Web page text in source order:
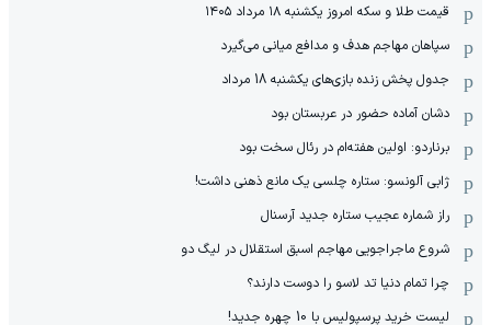
قیمت طلا و سکه امروز یکشنبه ۱۸ مرداد ۱۴۰۵
سپاهان مهاجم هدف و مدافع میانی می‌گیرد
جدول پخش زنده بازی‌های یکشنبه 18 مرداد
دشان آماده حضور در عربستان بود
برناردو: اولین هفته‌ام در رئال سخت بود
ژابی آلونسو: ستاره چلسی یک مانع ذهنی داشت!
راز شماره عجیب ستاره جدید آرسنال
شروع ماجراجویی مهاجم اسبق استقلال در لیگ دو
چرا تمام دنیا تد لاسو را دوست دارند؟
لیست خرید پرسپولیس با 10 چهره جدید!